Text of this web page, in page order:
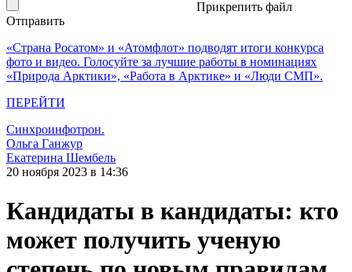
Прикрепить файл
Отправить
«Страна Росатом» и «Атомфлот» подводят итоги конкурса
фото и видео. Голосуйте за лучшие работы в номинациях
«Природа Арктики», «Работа в Арктике» и «Люди СМП».
ПЕРЕЙТИ
Синхроинфотрон.
Ольга Ганжур
Екатерина Шембель
20 ноября 2023 в 14:36
Кандидаты в кандидаты: кто
может получить ученую